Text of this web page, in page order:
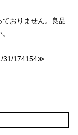
おりません。良品
31/174154≫